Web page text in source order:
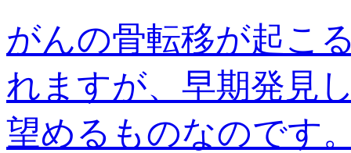
がんの骨転移が起こ
れますが、早期発見
望めるものなのです